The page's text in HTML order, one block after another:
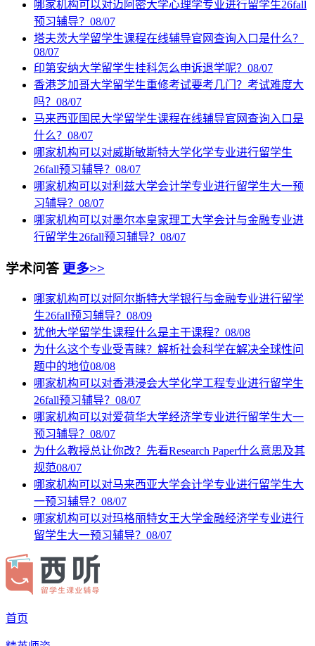
哪家机构可以对迈阿密大学心理学专业进行留学生26fall
预习辅导？ 08/07
塔夫茨大学留学生课程在线辅导官网查询入口是什么？
08/07
印第安纳大学留学生挂科怎么申诉退学呢？ 08/07
香港芝加哥大学留学生重修考试要考几门？考试难度大
吗？ 08/07
马来西亚国民大学留学生课程在线辅导官网查询入口是
什么？ 08/07
哪家机构可以对威斯敏斯特大学化学专业进行留学生
26fall预习辅导？ 08/07
哪家机构可以对利兹大学会计学专业进行留学生大一预
习辅导？ 08/07
哪家机构可以对墨尔本皇家理工大学会计与金融专业进
行留学生26fall预习辅导？ 08/07
学术问答 更多>>
哪家机构可以对阿尔斯特大学银行与金融专业进行留学
生26fall预习辅导？ 08/09
犹他大学留学生课程什么是主干课程？ 08/08
为什么这个专业受青睐？解析社会科学在解决全球性问
题中的地位08/08
哪家机构可以对香港浸会大学化学工程专业进行留学生
26fall预习辅导？ 08/07
哪家机构可以对爱荷华大学经济学专业进行留学生大一
预习辅导？ 08/07
为什么教授总让你改？先看Research Paper什么意思及其
规范08/07
哪家机构可以对马来西亚大学会计学专业进行留学生大
一预习辅导？ 08/07
哪家机构可以对玛格丽特女王大学金融经济学专业进行
留学生大一预习辅导？ 08/07
首页